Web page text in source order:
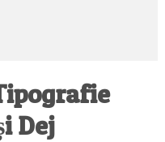
Dej